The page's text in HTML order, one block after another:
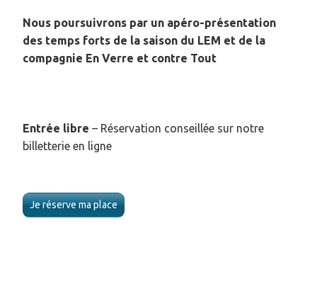
Nous poursuivrons par un apéro-présentation
des temps forts de la saison du LEM et de la
compagnie En Verre et contre Tout
Entrée libre – Réservation conseillée sur notre
billetterie en ligne
Je réserve ma place